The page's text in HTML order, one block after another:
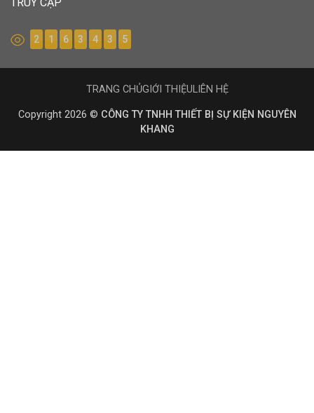
2 1 6 3 4 3 5
Copyright 2026 © CÔNG TY TNHH THIẾT BỊ SỰ KIỆN NGUYÊN
KHANG
TRANG CHỦGIỚI THIỆULIÊN HỆ